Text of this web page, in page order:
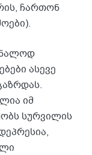
ჩართონ
ასევე
იმ
სურვილის